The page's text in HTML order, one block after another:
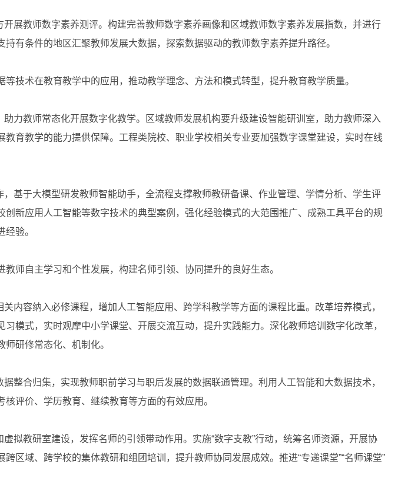
教师数字素养测评。构建完善教师数字素养画像和区域教师数字素养发展指数，并进行
有条件的地区汇聚教师发展大数据，探索数据驱动的教师数字素养提升路径。
术在教育教学中的应用，推动教学理念、方法和模式转型，提升教育教学质量。
教师常态化开展数字化教学。区域教师发展机构要升级建设智能研训室，助力教师深入
育教学的能力提供保障。工程类院校、职业学校相关专业要加强数字课堂建设，实时在线
于大模型研发教师智能助手，全流程支撑教师教研备课、作业管理、学情分析、学生评
新应用人工智能等数字技术的典型案例，强化经验模式的大范围推广、成熟工具平台的规
验。
自主学习和个性发展，构建名师引领、协同提升的良好生态。
容纳入必修课程，增加人工智能应用、跨学科教学等方面的课程比重。改革培养模式，
模式，实时观摩中小学课堂、开展交流互动，提升实践能力。深化教师培训数字化改革，
研修常态化、机制化。
合归集，实现教师职前学习与职后发展的数据联通管理。利用人工智能和大数据技术，
评价、学历教育、继续教育等方面的有效应用。
教研室建设，发挥名师的引领带动作用。实施“数字支教”行动，统筹名师资源，开展协
区域、跨学校的集体教研和组团培训，提升教师协同发展成效。推进“专递课堂”“名师课堂”